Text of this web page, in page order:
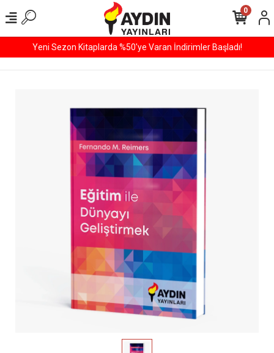
Yeni Sezon Kitaplarda %50'ye Varan İndirimler Başladı!
0